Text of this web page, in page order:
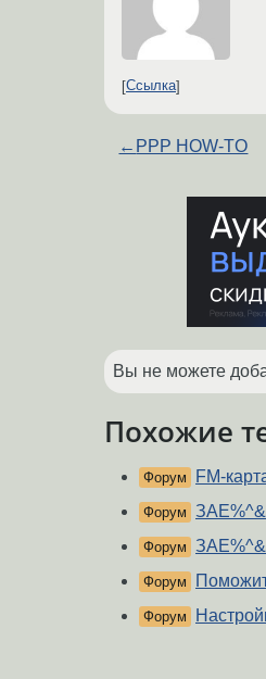
Ссылка
← PPP HOW-TO
Вы не можете
Похожие
Форум FM-
Форум
Форум
Форум
Форум